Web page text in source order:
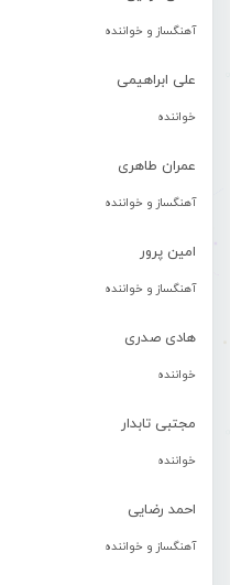
آهنگساز و خواننده
علی ابراهیمی
خواننده
عمران طاهری
آهنگساز و خواننده
امین پرور
آهنگساز و خواننده
هادی صدری
خواننده
مجتبی تابدار
خواننده
احمد رضایی
آهنگساز و خواننده